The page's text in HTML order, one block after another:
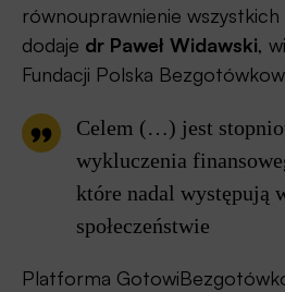
równouprawnienie
dodaje dr Paweł Widawski,
Fundacji Polska
Celem (…) jest
wykluczenia
które nadal występują
społeczeństwie
Platforma